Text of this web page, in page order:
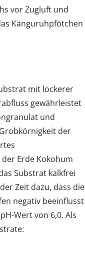
vor Zugluft und
Känguruhpfötchen
mit lockerer
gewährleistet
und
der
Erde Kokohum
Substrat kalkfrei
Zeit dazu, dass die
negativ beeinflusst
Wert von 6,0. Als